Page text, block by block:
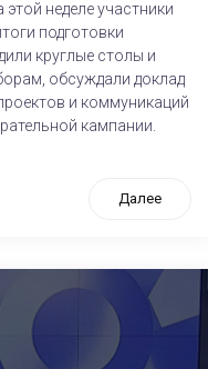
неделе участники
подготовки
круглые столы и
обсуждали доклад
и коммуникаций
кампании.
Далее